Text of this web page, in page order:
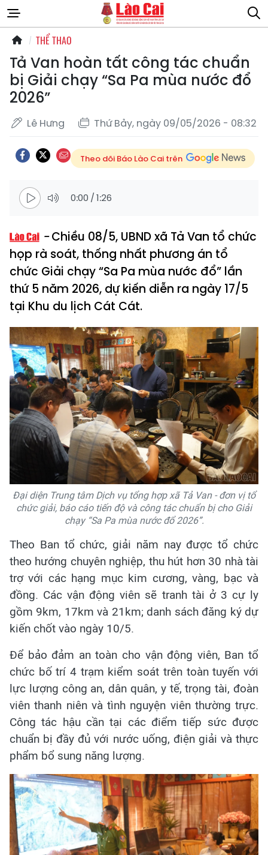
THỂ THAO
Tả Van hoàn tất công tác chuẩn
bị Giải chạy “Sa Pa mùa nước đổ
2026”
Lê Hưng Thứ Bảy, ngày 09/05/2026 - 08:32
Theo dõi Báo Lào Cai trên
0:00 /1:26
Chiều 08/5, UBND xã Tả Van tổ chức
họp rà soát, thống nhất phương án tổ
chức Giải chạy “Sa Pa mùa nước đổ” lần
thứ 5 năm 2026, dự kiến diễn ra ngày 17/5
tại Khu du lịch Cát Cát.
Đại diện Trung tâm Dịch vụ tổng hợp xã Tả Van - đơn vị tổ
chức giải, báo cáo tiến độ và công tác chuẩn bị cho Giải
chạy “Sa Pa mùa nước đổ 2026”.
Theo Ban tổ chức, giải năm nay được tổ chức
theo hướng chuyên nghiệp, thu hút hơn 30 nhà tài
trợ với các hạng mục kim cương, vàng, bạc và
đồng. Các vận động viên sẽ tranh tài ở 3 cự ly
gồm 9km, 17km và 21km; danh sách đăng ký dự
kiến chốt vào ngày 10/5.
Để bảo đảm an toàn cho vận động viên, Ban tổ
chức bố trí 4 trạm kiểm soát trên toàn tuyến với
lực lượng công an, dân quân, y tế, trọng tài, đoàn
viên thanh niên và tình nguyện viên thường trực.
Công tác hậu cần tại các điểm tiếp sức được
chuẩn bị đầy đủ với nước uống, điện giải và thực
phẩm bổ sung năng lượng.